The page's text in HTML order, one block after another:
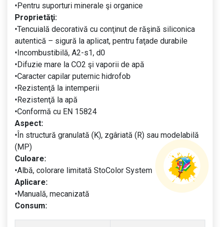
•Pentru suporturi minerale şi organice
Proprietăţi:
•Tencuială decorativă cu conţinut de răşină siliconica
autentică – sigură la aplicat, pentru faţade durabile
•Incombustibilă, A2-s1, d0
•Difuzie mare la CO2 şi vaporii de apă
•Caracter capilar puternic hidrofob
•Rezistenţă la intemperii
•Rezistenţă la apă
•Conformă cu EN 15824
Aspect:
•În structură granulată (K), zgâriată (R) sau modelabilă
(MP)
Culoare:
•Albă, colorare limitată StoColor System
Aplicare:
•Manuală, mecanizată
Consum: